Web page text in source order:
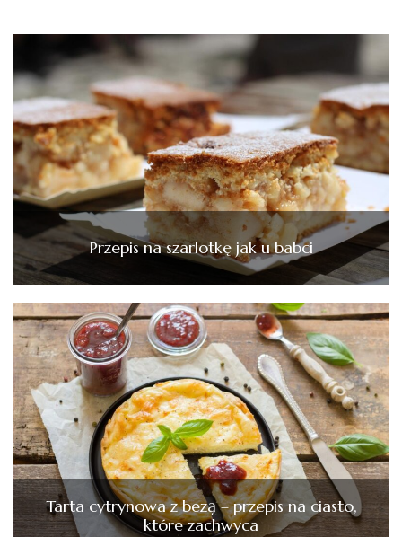
Przepis na szarlotkę jak u babci
Tarta cytrynowa z bezą – przepis na ciasto,
które zachwyca